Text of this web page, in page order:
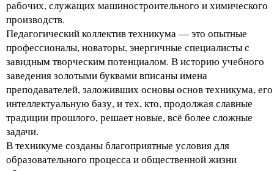
рабочих, служащих машиностроительного и химического
производств.
Педагогический коллектив техникума — это опытные
профессионалы, новаторы, энергичные специалисты с
завидным творческим потенциалом. В историю учебного
заведения золотыми буквами вписаны имена
преподавателей, заложивших основы основ техникума, его
интеллектуальную базу, и тех, кто, продолжая славные
традиции прошлого, решает новые, всё более сложные
задачи.
В техникуме созданы благоприятные условия для
образовательного процесса и общественной жизни